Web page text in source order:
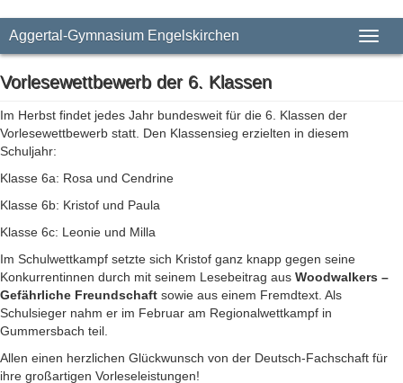
Aggertal-Gymnasium Engelskirchen
Vorlesewettbewerb der 6. Klassen
Im Herbst findet jedes Jahr bundesweit für die 6. Klassen der
Vorlesewettbewerb statt. Den Klassensieg erzielten in diesem
Schuljahr:
Klasse 6a: Rosa und Cendrine
Klasse 6b: Kristof und Paula
Klasse 6c: Leonie und Milla
Im Schulwettkampf setzte sich Kristof ganz knapp gegen seine
Konkurrentinnen durch mit seinem Lesebeitrag aus Woodwalkers –
Gefährliche Freundschaft sowie aus einem Fremdtext. Als
Schulsieger nahm er im Februar am Regionalwettkampf in
Gummersbach teil.
Allen einen herzlichen Glückwunsch von der Deutsch-Fachschaft für
ihre großartigen Vorleseleistungen!